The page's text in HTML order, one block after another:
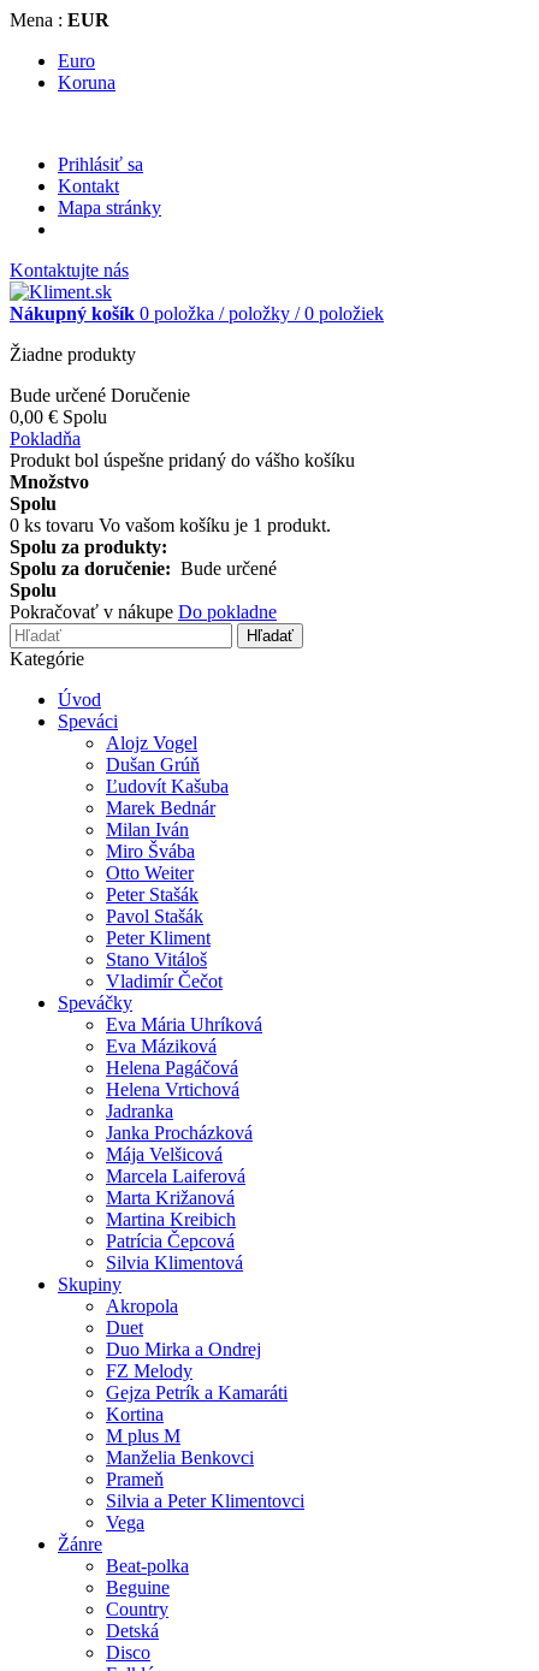
Mena : EUR
Euro
Koruna
Prihlásiť sa
Kontakt
Mapa stránky
Kontaktujte nás
Nákupný košík 0 položka / položky / 0 položiek
Žiadne produkty
Bude určené Doručenie
0,00 € Spolu
Pokladňa
Produkt bol úspešne pridaný do vášho košíku
Množstvo
Spolu
0 ks tovaru Vo vašom košíku je 1 produkt.
Spolu za produkty:
Spolu za doručenie: Bude určené
Spolu
Pokračovať v nákupe Do pokladne
Hľadať
Kategórie
Úvod
Speváci
Alojz Vogel
Dušan Grúň
Ľudovít Kašuba
Marek Bednár
Milan Iván
Miro Švába
Otto Weiter
Peter Stašák
Pavol Stašák
Peter Kliment
Stano Vitáloš
Vladimír Čečot
Speváčky
Eva Mária Uhríková
Eva Máziková
Helena Pagáčová
Helena Vrtichová
Jadranka
Janka Procházková
Mája Velšicová
Marcela Laiferová
Marta Križanová
Martina Kreibich
Patrícia Čepcová
Silvia Klimentová
Skupiny
Akropola
Duet
Duo Mirka a Ondrej
FZ Melody
Gejza Petrík a Kamaráti
Kortina
M plus M
Manželia Benkovci
Prameň
Silvia a Peter Klimentovci
Vega
Žánre
Beat-polka
Beguine
Country
Detská
Disco